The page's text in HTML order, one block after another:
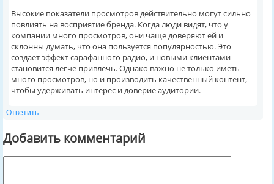
Высокие показатели просмотров действительно могут сильно
повлиять на восприятие бренда. Когда люди видят, что у
компании много просмотров, они чаще доверяют ей и
склонны думать, что она пользуется популярностью. Это
создает эффект сарафанного радио, и новыми клиентами
становится легче привлечь. Однако важно не только иметь
много просмотров, но и производить качественный контент,
чтобы удерживать интерес и доверие аудитории.
Ответить
Добавить комментарий